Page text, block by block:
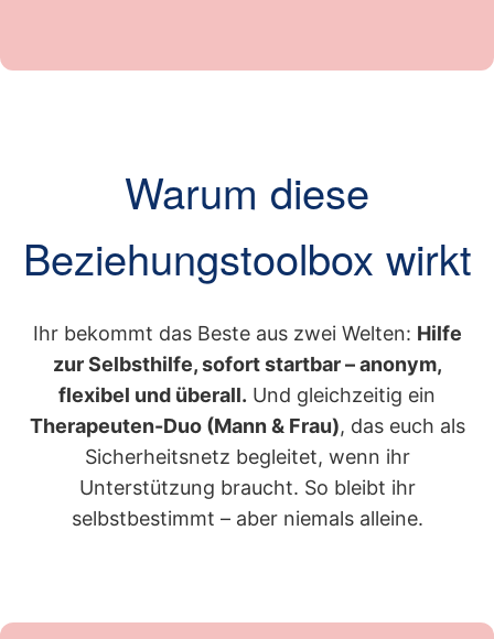
Warum diese
Beziehungstoolbox wirkt
Ihr bekommt das Beste aus zwei Welten: Hilfe
zur Selbsthilfe, sofort startbar – anonym,
flexibel und überall. Und gleichzeitig ein
Therapeuten-Duo (Mann & Frau), das euch als
Sicherheitsnetz begleitet, wenn ihr
Unterstützung braucht. So bleibt ihr
selbstbestimmt – aber niemals alleine.